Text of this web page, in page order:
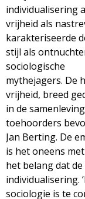
individualisering
vrijheid als
karakteriseerde
stijl als
sociologische
mythejagers. De
vrijheid, breed
in de
toehoorders
Jan Berting. De
is het oneens met
het belang dat
individualisering.
sociologie is te